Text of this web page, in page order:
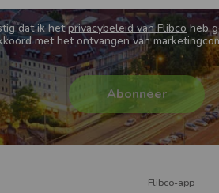
dat ik hetprivacybeleid van Flibco heb
met het ontvangen van
Flibco-app